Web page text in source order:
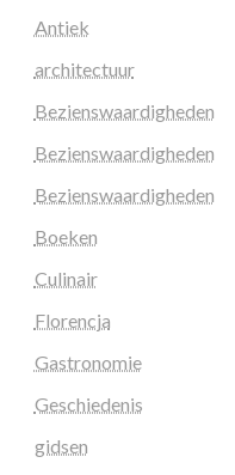
Antiek
architectuur
Bezienswaardigheden
Bezienswaardigheden
Bezienswaardigheden
Boeken
Culinair
Florencja
Gastronomie
Geschiedenis
gidsen